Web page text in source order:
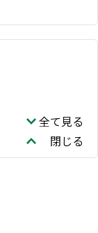
全て見る
閉じる